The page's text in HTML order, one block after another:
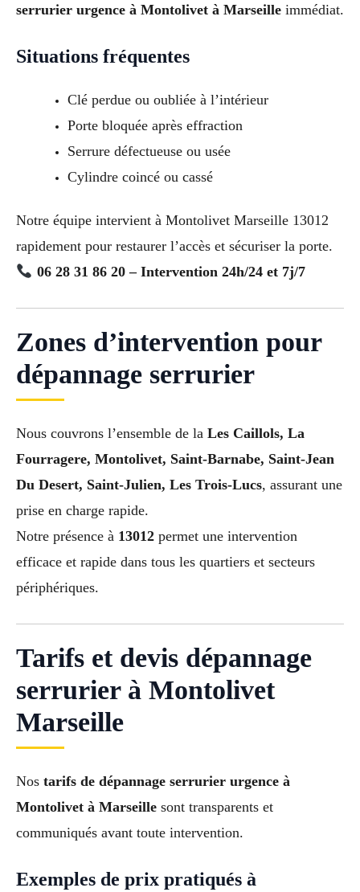
serrurier urgence à Montolivet à Marseille immédiat.
Situations fréquentes
Clé perdue ou oubliée à l’intérieur
Porte bloquée après effraction
Serrure défectueuse ou usée
Cylindre coincé ou cassé
Notre équipe intervient à Montolivet Marseille 13012
rapidement pour restaurer l’accès et sécuriser la porte.
06 28 31 86 20 – Intervention 24h/24 et 7j/7
Zones d’intervention pour
dépannage serrurier
Nous couvrons l’ensemble de la Les Caillols, La
Fourragere, Montolivet, Saint-Barnabe, Saint-Jean
Du Desert, Saint-Julien, Les Trois-Lucs, assurant une
prise en charge rapide.
Notre présence à 13012 permet une intervention
efficace et rapide dans tous les quartiers et secteurs
périphériques.
Tarifs et devis dépannage
serrurier à Montolivet
Marseille
Nos tarifs de dépannage serrurier urgence à
Montolivet à Marseille sont transparents et
communiqués avant toute intervention.
Exemples de prix pratiqués à